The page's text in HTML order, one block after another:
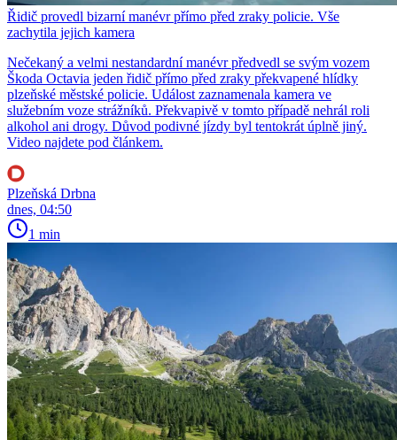
Řidič provedl bizarní manévr přímo před zraky policie. Vše
zachytila jejich kamera
Nečekaný a velmi nestandardní manévr předvedl se svým vozem
Škoda Octavia jeden řidič přímo před zraky překvapené hlídky
plzeňské městské policie. Událost zaznamenala kamera ve
služebním voze strážníků. Překvapivě v tomto případě nehrál roli
alkohol ani drogy. Důvod podivné jízdy byl tentokrát úplně jiný.
Video najdete pod článkem.
Plzeňská Drbna
dnes, 04:50
1 min